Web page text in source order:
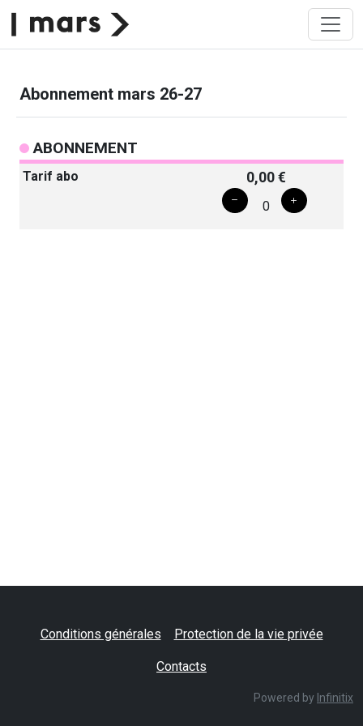
Abonnement mars 26-27
ABONNEMENT
Tarif abo 0,00 €
0
Conditions générales Protection de la vie privée
Contacts
Powered by Infinitix